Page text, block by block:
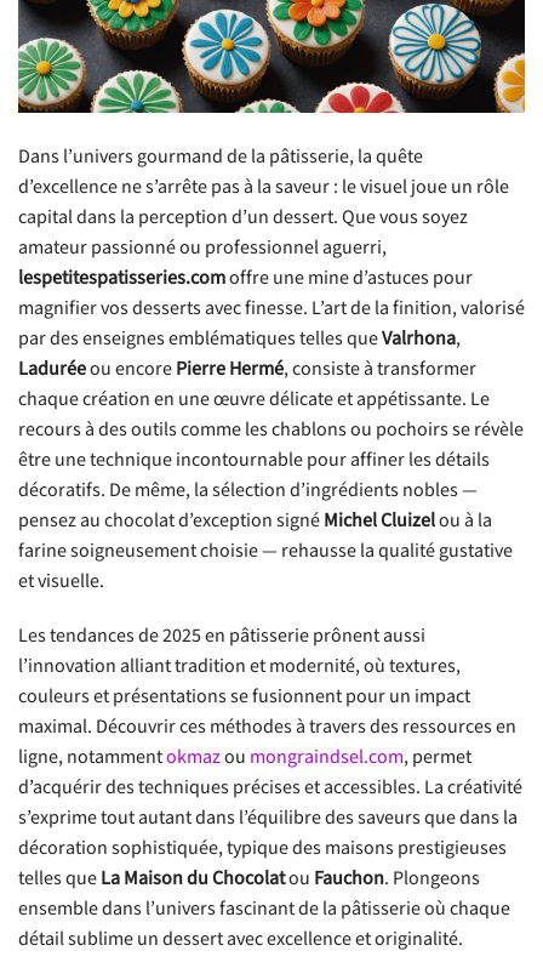
Dans l’univers gourmand de la pâtisserie, la quête
d’excellence ne s’arrête pas à la saveur : le visuel joue un rôle
capital dans la perception d’un dessert. Que vous soyez
amateur passionné ou professionnel aguerri,
lespetitespatisseries.comoffre une mine d’astuces pour
magnifier vos desserts avec finesse. L’art de la finition, valorisé
par des enseignes emblématiques telles queValrhona,
Laduréeou encorePierre Hermé, consiste à transformer
chaque création en une œuvre délicate et appétissante. Le
recours à des outils comme les chablons ou pochoirs se révèle
être une technique incontournable pour affiner les détails
décoratifs. De même, la sélection d’ingrédients nobles —
pensez au chocolat d’exception signéMichel Cluizelou à la
farine soigneusement choisie — rehausse la qualité gustative
et visuelle.
Les tendances de 2025 en pâtisserie prônent aussi
l’innovation alliant tradition et modernité, où textures,
couleurs et présentations se fusionnent pour un impact
maximal. Découvrir ces méthodes à travers des ressources en
ligne, notammentokmazou mongraindsel.com, permet
d’acquérir des techniques précises et accessibles. La créativité
s’exprime tout autant dans l’équilibre des saveurs que dans la
décoration sophistiquée, typique des maisons prestigieuses
telles queLa Maison du Chocolatou Fauchon. Plongeons
ensemble dans l’univers fascinant de la pâtisserie où chaque
détail sublime un dessert avec excellence et originalité.